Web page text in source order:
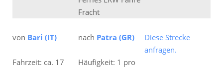
Fracht
von Bari (IT) nach Patra (GR)
Diese Strecke
anfragen.
Fahrzeit: ca. 17
Häufigkeit: 1 pro